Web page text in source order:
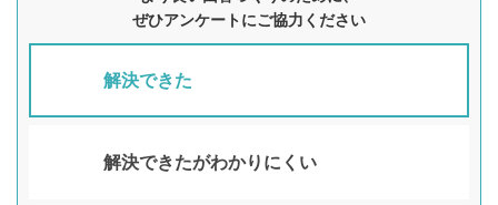
ぜひアンケートにご協力ください
解決できた
解決できたがわかりにくい